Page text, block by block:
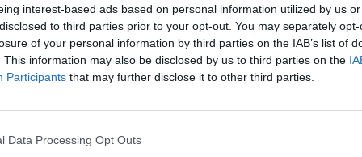
interest-based ads based on personal information utilized by us
to third parties prior to your opt-out. You may separately
of your personal information by third parties on the IAB’s list of
This information may also be disclosed by us to third parties on the
Participants that may further disclose it to other third parties.
Data Processing Opt Outs
ÄMNESORD
Advokat Anders Cardell